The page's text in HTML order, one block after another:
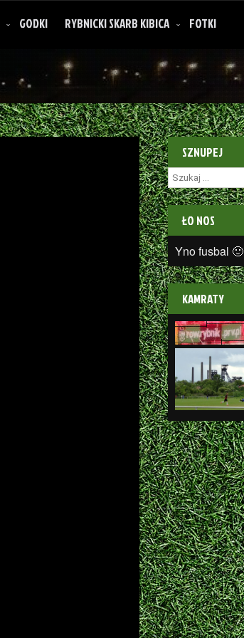
GODKI RYBNICKI SKARB KIBICA FOTKI
SZNUPEJ
Szukaj:
ŁO NOS
Yno fusbal 🙂
KAMRATY